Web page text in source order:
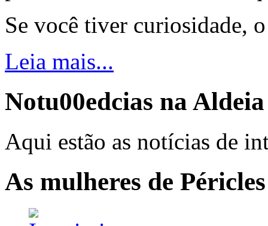
Se você tiver curiosidade,
Leia mais...
Notu00edcias na
Aqui estão as notícias de
As mulheres de Péricles